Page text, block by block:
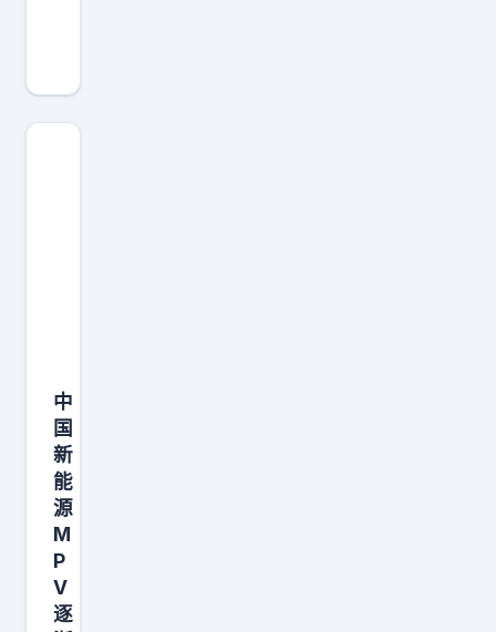
私
生
，
这
个
话
题
看
着
扎
中
国
新
能
源
M
P
V
逐